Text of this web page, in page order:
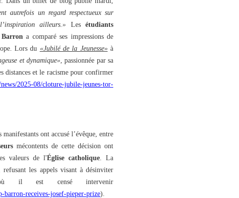
autrefois un regard respectueux sur
ailleurs.» Les étudiants
Barrona comparé ses impressions de
Lors du «Jubilé de la Jeunesse»à
et dynamique», passionnée par sa
distances et le racisme pour confirmer
2025-08/cloture-jubile-jeunes-tor-
ont accusé l’évêque, entre
mécontents de cette décision ont
valeurs de l'Église catholique. La
les appels visant à désinviter
il est censé intervenir
barron-receives-josef-pieper-prize).